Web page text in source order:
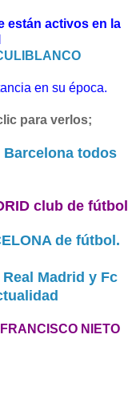
están activos en la
en su época.
para verlos;
Barcelona todos
club de fútbol
de fútbol.
Madrid y Fc
NIETO